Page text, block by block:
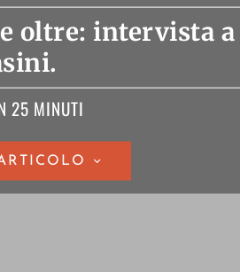
oltre: intervista a
25 MINUTI